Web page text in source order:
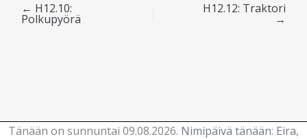
← H12.10:
Polkupyörä
H12.12: Traktori
→
Tänään on sunnuntai 09.08.2026. Nimipäivä tänään: Eira,